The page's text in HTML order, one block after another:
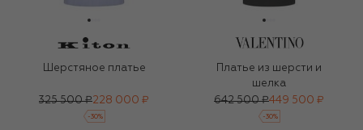
Шерстяное платье
325 500 ₽228 000 ₽
-30%
Платье из шерсти и
шелка
642 500 ₽449 500 ₽
-30%